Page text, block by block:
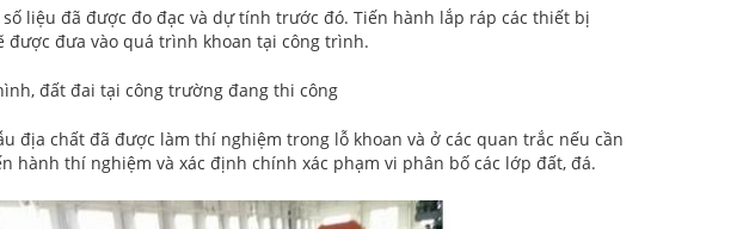
liệu đã được đo đạc và dự tính trước đó. Tiến hành lắp ráp các thiết bị
được đưa vào quá trình khoan tại công trình.
đất đai tại công trường đang thi công
địa chất đã được làm thí nghiệm trong lỗ khoan và ở các quan trắc nếu cần
hành thí nghiệm và xác định chính xác phạm vi phân bố các lớp đất, đá.